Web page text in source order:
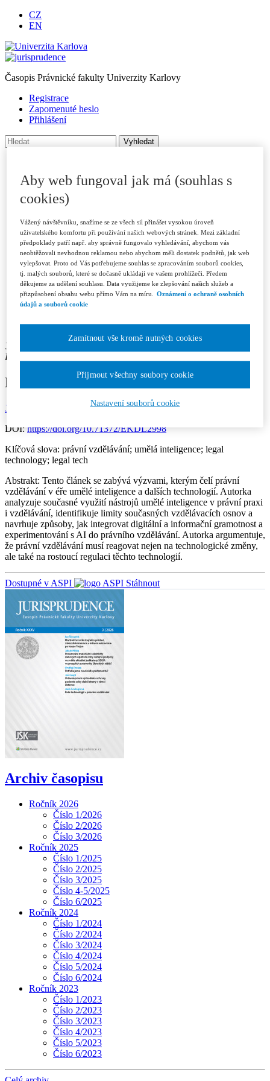
CZ
EN
Časopis Právnické fakulty Univerzity Karlovy
Registrace
Zapomenuté heslo
Přihlášení
O časopise
Archiv
Pro autory
Autorské příspěvky
Přílohy a informace
Publikační kritéria
Rubriky
Vzory citací
Recenzní řízení
Etický kodex
Licenční a honorářové podmínky
Redakce
Předplatné
Jana Soukupová
Pracoviště autora: Právnická fakulta Univerzity Karlovy v Praze
Role technologií v právním vzdělávání
Jurisprudence 3/2026 Rubrika: Diskuse Str.: 40-47
DOI: https://doi.org/10.71372/EKDL2998
Klíčová slova: právní vzdělávání; umělá inteligence; legal
technology; legal tech
Abstrakt: Tento článek se zabývá výzvami, kterým čelí právní
vzdělávání v éře umělé inteligence a dalších technologií. Autorka
analyzuje současné využití nástrojů umělé inteligence v právní praxi
i vzdělávání, identifikuje limity současných vzdělávacích osnov a
navrhuje způsoby, jak integrovat digitální a informační gramotnost a
experimentování s AI do právního vzdělávání. Autorka argumentuje,
že právní vzdělávání musí reagovat nejen na technologické změny,
ale také na rostoucí regulaci těchto technologií.
Dostupné v ASPI Stáhnout
Archiv časopisu
Ročník 2026
Číslo 1/2026
Číslo 2/2026
Číslo 3/2026
Ročník 2025
Číslo 1/2025
Číslo 2/2025
Číslo 3/2025
Číslo 4-5/2025
Číslo 6/2025
Ročník 2024
Číslo 1/2024
Číslo 2/2024
Číslo 3/2024
Číslo 4/2024
Číslo 5/2024
Číslo 6/2024
Ročník 2023
Číslo 1/2023
Číslo 2/2023
Číslo 3/2023
Číslo 4/2023
Číslo 5/2023
Číslo 6/2023
Aby web fungoval jak má (souhlas s
cookies)
Vážený návštěvníku, snažíme se ze všech sil přinášet vysokou úroveň
uživatelského komfortu při používání našich webových stránek. Mezi základní
předpoklady patří např. aby správně fungovalo vyhledávání, abychom vás
neobtěžovali nevhodnou reklamou nebo abychom měli dostatek podnětů, jak web
vylepšovat. Proto od Vás potřebujeme souhlas se zpracováním souborů cookies,
tj. malých souborů, které se dočasně ukládají ve vašem prohlížeči. Předem
děkujeme za udělení souhlasu. Data využijeme ke zlepšování našich služeb a
přizpůsobení obsahu webu přímo Vám na míru.
Oznámení o ochraně osobních
údajů a souborů cookie
Nastavení souborů cookie
Zamítnout vše kromě nutných cookies
Přijmout všechny soubory cookie